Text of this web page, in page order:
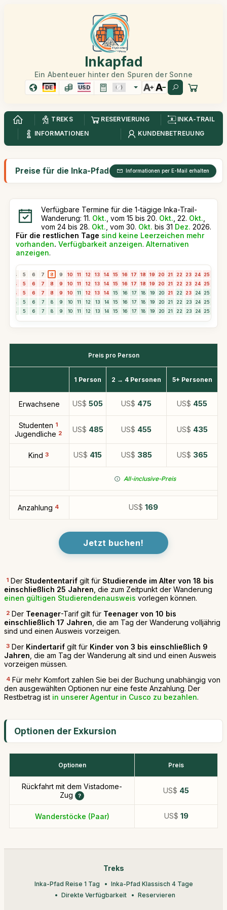
Inkapfad
Ein Abenteuer hinter den Spuren der Sonne
DE USD
TREKS RESERVIERUNG
INKA-TRAIL
INFORMATIONEN
KUNDENBETREUUNG
Preise für die Inka-Pfad Reise Ganztägig
Informationen per E-Mail erhalten
Verfügbare Termine für die 1-tägige Inka-Trail-
Wanderung: 11. Okt. , vom 15 bis 20. Okt. , 22. Okt.
vom 24 bis 28. Okt. , vom 30. Okt. bis 31 Dez. 2026.
Für die restlichen Tage sind keine Leerzeichen mehr
vorhanden. Verfügbarkeit anzeigen. Alternativen
anzeigen.
4 5 6 7 8 9 10 11 12 13 14 15 16 17 18 19 20 21 22 23 24 25
4 5 6 7 8 9 10 11 12 13 14 15 16 17 18 19 20 21 22 23 24 25
4 5 6 7 8 9 10 11 12 13 14 15 16 17 18 19 20 21 22 23 24 25
4 5 6 7 8 9 10 11 12 13 14 15 16 17 18 19 20 21 22 23 24 25
4 5 6 7 8 9 10 11 12 13 14 15 16 17 18 19 20 21 22 23 24 25
Preis pro Person
1 Person 2 → 4 Personen 5+ Personen
Erwachsene US$ 505 US$ 475 US$ 455
Studenten 1
Jugendliche 2 US$ 485 US$ 455 US$ 435
Kind 3 US$ 415 US$ 385 US$ 365
All-inclusive-Preis
Anzahlung 4 US$ 169
Jetzt buchen!
1 Der Studententarif gilt für Studierende im Alter von 18 bis
einschließlich 25 Jahren , die zum Zeitpunkt der Wanderung
einen gültigen Studierendenausweis vorlegen können.
2 Der Teenager-Tarif gilt für Teenager von 10 bis
einschließlich 17 Jahren , die am Tag der Wanderung volljährig
sind und einen Ausweis vorzeigen.
3 Der Kindertarif gilt für Kinder von 3 bis einschließlich 9
Jahren , die am Tag der Wanderung alt sind und einen Ausweis
vorzeigen müssen.
4 Für mehr Komfort zahlen Sie bei der Buchung unabhängig von
den ausgewählten Optionen nur eine feste Anzahlung. Der
Restbetrag ist in unserer Agentur in Cusco zu bezahlen.
Optionen der Exkursion
Optionen Preis
Rückfahrt mit dem Vistadome-
Zug
US$ 45
Wanderstöcke (Paar) US$ 19
Treks
Inka-Pfad Reise 1 Tag
Inka-Pfad Klassisch 4 Tage
Direkte Verfügbarkeit
Reservieren